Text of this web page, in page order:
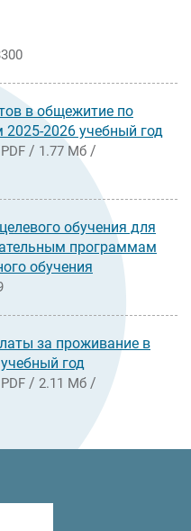
в общежитие по
2026 учебный год
PDF / 1.77 Мб /
обучения для
программам
обучения
за проживание в
год
PDF / 2.11 Мб /